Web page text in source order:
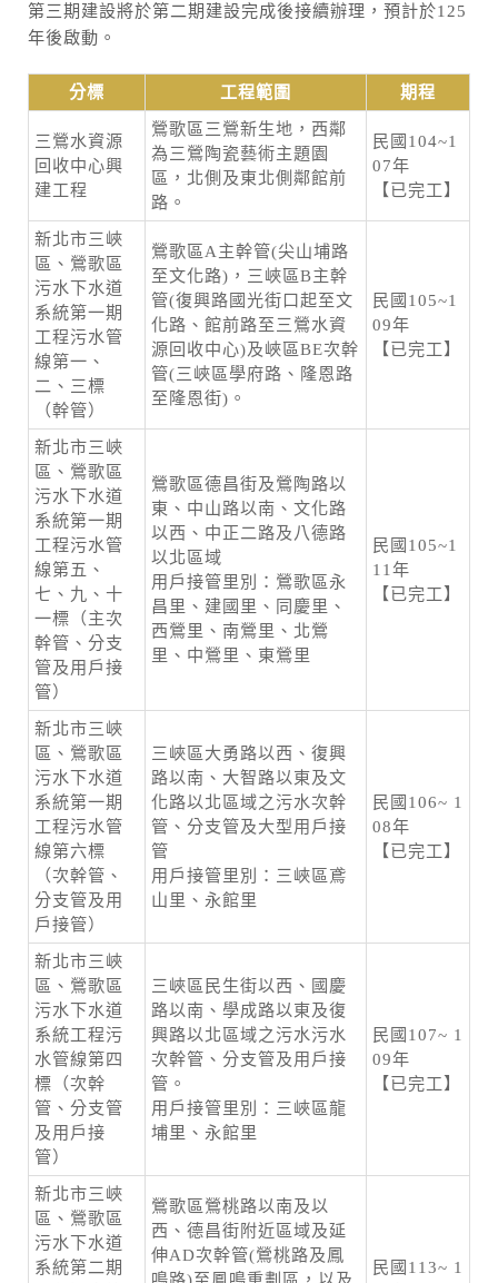
第三期建設將於第二期建設完成後接續辦理，預計於125
年後啟動。
分標 工程範圍 期程
三鶯水資源
回收中心興
建工程
鶯歌區三鶯新生地，西鄰
為三鶯陶瓷藝術主題園
區，北側及東北側鄰館前
路。
民國104~1
07年
【已完工】
新北市三峽
區、鶯歌區
污水下水道
系統第一期
工程污水管
線第一、
二、三標
（幹管）
鶯歌區A主幹管(尖山埔路
至文化路)，三峽區B主幹
管(復興路國光街口起至文
化路、館前路至三鶯水資
源回收中心)及峽區BE次幹
管(三峽區學府路、隆恩路
至隆恩街)。
民國105~1
09年
【已完工】
新北市三峽
區、鶯歌區
污水下水道
系統第一期
工程污水管
線第五、
七、九、十
一標（主次
幹管、分支
管及用戶接
管）
鶯歌區德昌街及鶯陶路以
東、中山路以南、文化路
以西、中正二路及八德路
以北區域
用戶接管里別：鶯歌區永
昌里、建國里、同慶里、
西鶯里、南鶯里、北鶯
里、中鶯里、東鶯里
民國105~1
11年
【已完工】
新北市三峽
區、鶯歌區
污水下水道
系統第一期
工程污水管
線第六標
（次幹管、
分支管及用
戶接管）
三峽區大勇路以西、復興
路以南、大智路以東及文
化路以北區域之污水次幹
管、分支管及大型用戶接
管
用戶接管里別：三峽區鳶
山里、永館里
民國106~ 1
08年
【已完工】
新北市三峽
區、鶯歌區
污水下水道
系統工程污
水管線第四
標（次幹
管、分支管
及用戶接
管）
三峽區民生街以西、國慶
路以南、學成路以東及復
興路以北區域之污水污水
次幹管、分支管及用戶接
管。
用戶接管里別：三峽區龍
埔里、永館里
民國107~ 1
09年
【已完工】
新北市三峽
區、鶯歌區
污水下水道
系統第二期
鶯歌區鶯桃路以南及以
西、德昌街附近區域及延
伸AD次幹管(鶯桃路及鳳
鳴路)至鳳鳴重劃區，以及
民國113~ 1